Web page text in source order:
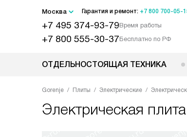
Москва Гарантия и ремонт: +7 800 700-05-
+7 495 374-93-79Время работы
+7 800 555-30-37Бесплатно по РФ
ОТДЕЛЬНОСТОЯЩАЯ ТЕХНИКА
Gorenje Плиты Электрические
Электрическая плита